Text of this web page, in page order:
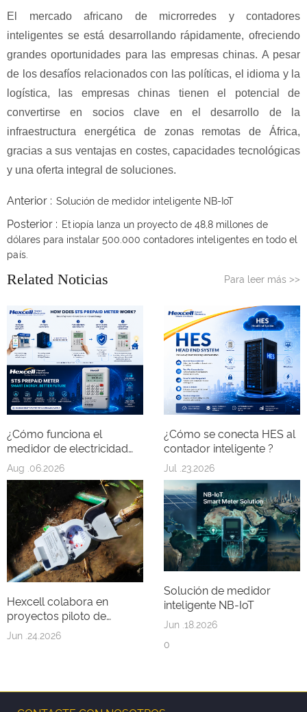
El mercado africano de microrredes y contadores
inteligentes se está desarrollando rápidamente, ofreciendo
grandes oportunidades para las empresas chinas. A pesar
de los desafíos relacionados con las políticas, el idioma y la
logística, las empresas chinas tienen el potencial de
convertirse en socios clave en el desarrollo de la
infraestructura energética de zonas remotas de África,
gracias a sus ventajas en costes, capacidades tecnológicas
y una oferta integral de soluciones.
Anterior : Solución de medidor inteligente NB-IoT
Posterior : Etiopía lanza un proyecto de 48,8 millones de
dólares para instalar 500.000 contadores inteligentes en todo el
país.
Related Noticias Para leer más >>
¿Cómo funciona el
medidor de electricidad
prepago STS?
Aug .06.2026
¿Cómo se conecta HES al
contador inteligente ?
Jul .23.2026
Hexcell colabora en
proyectos piloto de
contadores de agua en
países africanos (desde la
Jun .24.2026
Solución de medidor
inteligente NB-IoT
Jun .18.2026
0